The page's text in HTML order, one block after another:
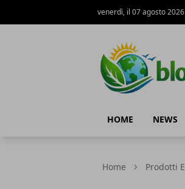
venerdì, il 07 agosto 2026
HOME NEWS
Home Prodotti